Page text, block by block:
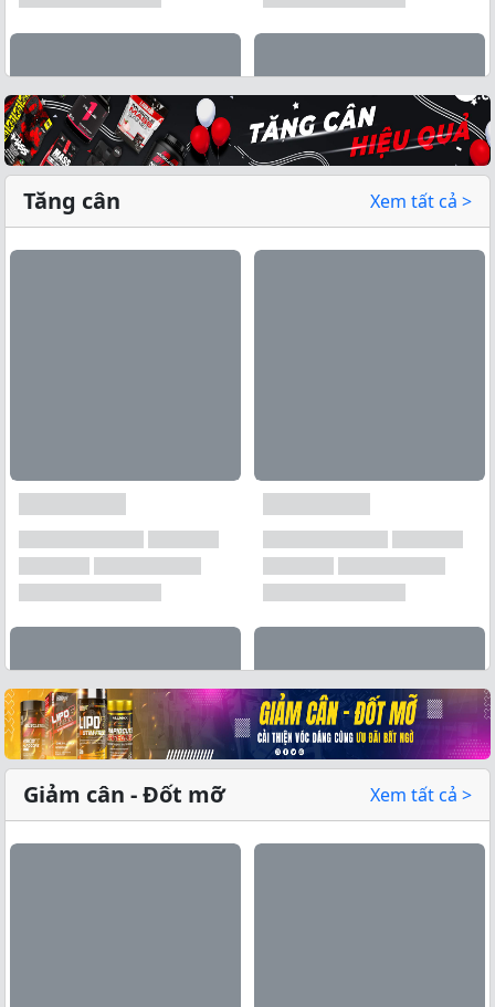
Xem tất cả →
Xem tất cả →
Tăng cân Xem tất cả >
Giảm cân - Đốt mỡ Xem tất cả >